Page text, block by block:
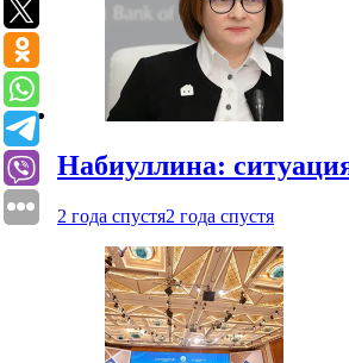
Набиуллина:
2 года спустя2 года спустя